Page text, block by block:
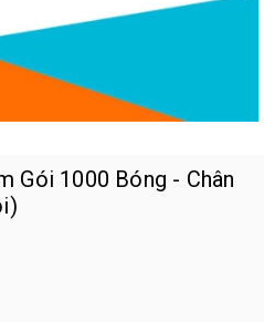
Gói 1000 Bóng - Chân